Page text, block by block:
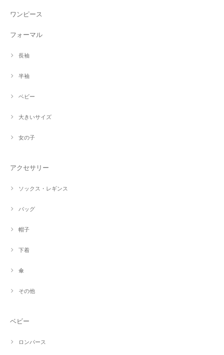
ワンピース
フォーマル
長袖
半袖
ベビー
大きいサイズ
女の子
アクセサリー
ソックス・レギンス
バッグ
帽子
下着
傘
その他
ベビー
ロンパース